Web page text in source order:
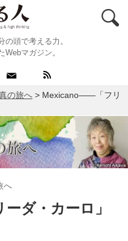
の頭で考える力。
マガジン。
の旅へ > Mexicano――「フリ
へ
ダ・カーロ」